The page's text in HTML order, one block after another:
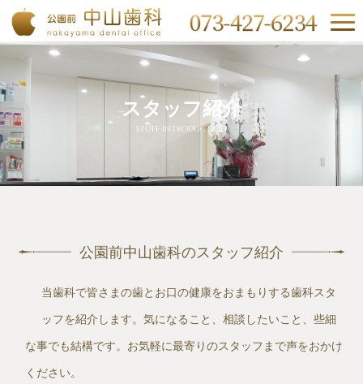
スタッフ紹介
stuff introduction
公園前中山歯科のスタッフ紹介
当歯科で皆さまの歯とお口の健康をおまもりする歯科スタ
ッフを紹介します。気になること、相談したいこと、些細
な事でも結構です。お気軽に最寄りのスタッフまで声をおかけ
ください。